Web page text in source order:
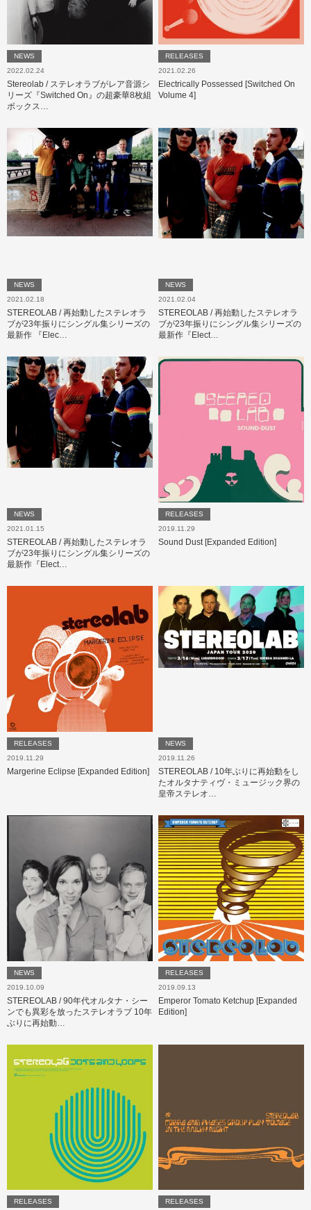
NEWS
2022.02.24
Stereolab / ステレオラブがレア音源シ
リーズ『Switched On』の超豪華8枚組
ボックス…
RELEASES
2021.02.26
Electrically Possessed [Switched On
Volume 4]
NEWS
2021.02.18
STEREOLAB / 再始動したステレオラ
ブが23年振りにシングル集シリーズの
最新作 『Elec…
NEWS
2021.02.04
STEREOLAB / 再始動したステレオラ
ブが23年振りにシングル集シリーズの
最新作『Elect…
NEWS
2021.01.15
STEREOLAB / 再始動したステレオラ
ブが23年振りにシングル集シリーズの
最新作『Elect…
RELEASES
2019.11.29
Sound Dust [Expanded Edition]
RELEASES
2019.11.29
Margerine Eclipse [Expanded Edition]
NEWS
2019.11.26
STEREOLAB / 10年ぶりに再始動をし
たオルタナティヴ・ミュージック界の
皇帝ステレオ…
NEWS
2019.10.09
STEREOLAB / 90年代オルタナ・シー
ンでも異彩を放ったステレオラブ 10年
ぶりに再始動…
RELEASES
2019.09.13
Emperor Tomato Ketchup [Expanded
Edition]
RELEASES RELEASES